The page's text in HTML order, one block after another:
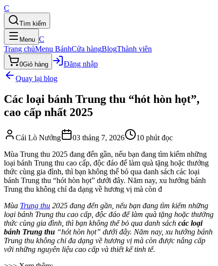
C
Tìm kiếm
Menu C
Trang chủMenu BánhCửa hàngBlogThành viên
0Giỏ hàng
Đăng nhập
Quay lại blog
Các loại bánh Trung thu “hót hòn họt”,
cao cấp nhất 2025
Cái Lò Nướng 03 tháng 7, 2026 10 phút đọc
Mùa Trung thu 2025 đang đến gần, nếu bạn đang tìm kiếm những
loại bánh Trung thu cao cấp, độc đáo để làm quà tặng hoặc thưởng
thức cùng gia đình, thì bạn không thể bỏ qua danh sách các loại
bánh Trung thu “hót hòn họt” dưới đây. Năm nay, xu hướng bánh
Trung thu không chỉ đa dạng về hương vị mà còn đ
Mùa Trung thu 2025 đang đến gần, nếu bạn đang tìm kiếm những
loại bánh Trung thu cao cấp, độc đáo để làm quà tặng hoặc thưởng
thức cùng gia đình, thì bạn không thể bỏ qua danh sách các loại
bánh Trung thu “hót hòn họt” dưới đây. Năm nay, xu hướng bánh
Trung thu không chỉ đa dạng về hương vị mà còn được nâng cấp
với những nguyên liệu cao cấp và thiết kế tinh tế.